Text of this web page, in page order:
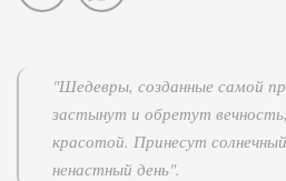
"Шедевры, созданные самой
застынут и обретут
красотой. Принесут
ненастный день".